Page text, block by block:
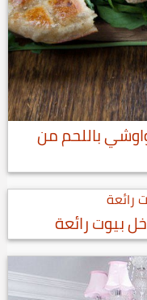
رمضان 2019 حواوشي باللحم من
بيوت رائعة